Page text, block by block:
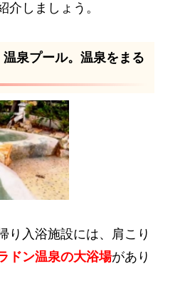
介しましょう。
温泉プール。温泉をまる
り入浴施設には、肩こり
ドン温泉の大浴場があり